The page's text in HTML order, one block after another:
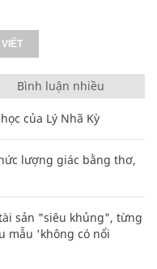
Bình luận nhiều
của Lý Nhã Kỳ
lượng giác bằng thơ,
sản "siêu khủng", từng
mẫu 'không có nổi